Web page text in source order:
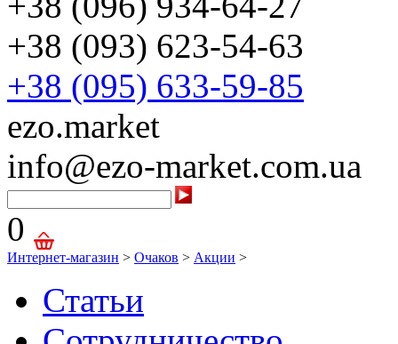
+38 (093) 623-54-63
+38 (095) 633-59-85
ezo.market
info@ezo-market.com.ua
0
Интернет-магазин > Очаков > Акции >
Статьи